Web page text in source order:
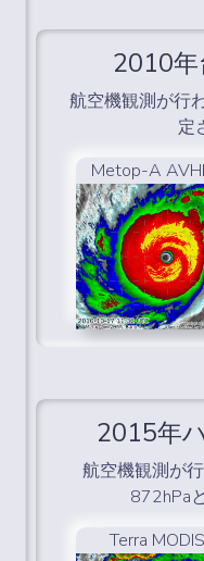
2010年
航空機観測が行
定
Metop-A
2015年
航空機観測が
872hPa
Terra MODIS